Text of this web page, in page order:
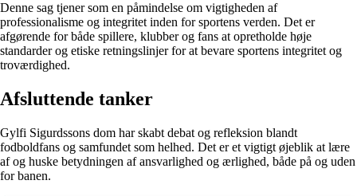
Denne sag tjener som en påmindelse om vigtigheden af
professionalisme og integritet inden for sportens verden. Det er
afgørende for både spillere, klubber og fans at opretholde høje
standarder og etiske retningslinjer for at bevare sportens integritet og
troværdighed.
Afsluttende tanker
Gylfi Sigurdssons dom har skabt debat og refleksion blandt
fodboldfans og samfundet som helhed. Det er et vigtigt øjeblik at lære
af og huske betydningen af ansvarlighed og ærlighed, både på og uden
for banen.